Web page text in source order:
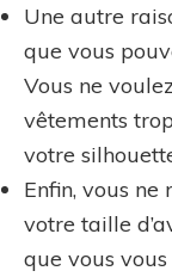
Une autre
que vous
Vous ne
vêtements
votre
Enfin, vous
votre taille
que vous